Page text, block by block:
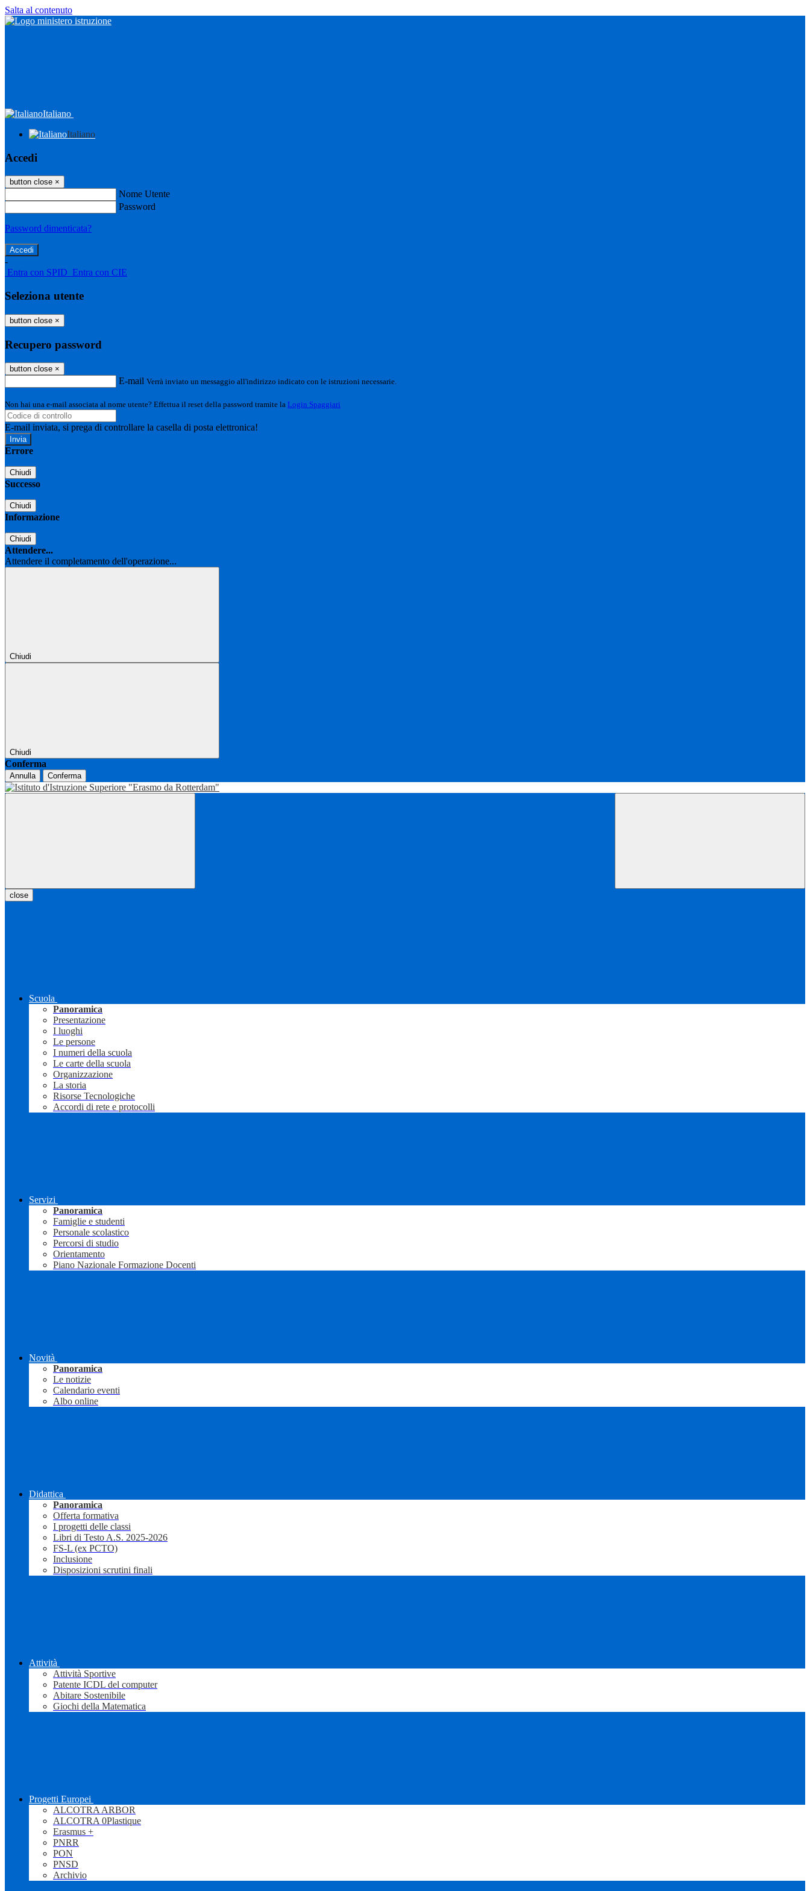
Salta al contenuto
Italiano
Italiano
Accedi
button close ×
Nome Utente
Password
Password dimenticata?
-
Entra con SPID Entra con CIE
Seleziona utente
button close ×
Recupero password
button close ×
E-mail Verrà inviato un messaggio all'indirizzo indicato con le istruzioni necessarie.
Non hai una e-mail associata al nome utente? Effettua il reset della password tramite la Login Spaggiari
E-mail inviata, si prega di controllare la casella di posta elettronica!
Errore
Chiudi
Successo
Chiudi
Informazione
Chiudi
Attendere...
Attendere il completamento dell'operazione...
Chiudi
Chiudi
Conferma
Annulla Conferma
close
Scuola
Panoramica
Presentazione
I luoghi
Le persone
I numeri della scuola
Le carte della scuola
Organizzazione
La storia
Risorse Tecnologiche
Accordi di rete e protocolli
Servizi
Panoramica
Famiglie e studenti
Personale scolastico
Percorsi di studio
Orientamento
Piano Nazionale Formazione Docenti
Novità
Panoramica
Le notizie
Calendario eventi
Albo online
Didattica
Panoramica
Offerta formativa
I progetti delle classi
Libri di Testo A.S. 2025-2026
FS-L (ex PCTO)
Inclusione
Disposizioni scrutini finali
Attività
Attività Sportive
Patente ICDL del computer
Abitare Sostenibile
Giochi della Matematica
Progetti Europei
ALCOTRA ARBOR
ALCOTRA 0Plastique
Erasmus +
PNRR
PON
PNSD
Archivio